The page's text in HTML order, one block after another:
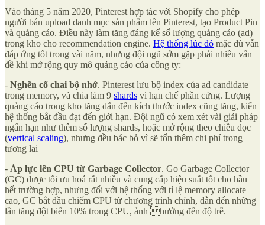
Vào tháng 5 năm 2020, Pinterest hợp tác với Shopify cho phép
người bán upload danh mục sản phẩm lên Pinterest, tạo Product Pin
và quảng cáo. Điều này làm tăng đáng kể số lượng quảng cáo (ad)
trong kho cho recommendation engine. Hệ thống lúc đó mặc dù vẫn
đáp ứng tốt trong vài năm, nhưng đội ngũ sớm gặp phải nhiều vấn
đề khi mở rộng quy mô quảng cáo của công ty:
- Nghẽn cổ chai bộ nhớ. Pinterest lưu bộ index của ad candidate
trong memory, và chia làm 9 shards vì hạn chế phần cứng. Lượng
quảng cáo trong kho tăng dẫn đến kích thước index cũng tăng, kiến
hệ thống bắt đầu đạt đến giới hạn. Đội ngũ có xem xét vài giải pháp
ngắn hạn như thêm số lượng shards, hoặc mở rộng theo chiều dọc
(vertical scaling), nhưng đều bác bỏ vì sẽ tốn thêm chi phí trong
tương lai
- Áp lực lên CPU từ Garbage Collector. Go Garbage Collector
(GC) được tối ưu hoá rất nhiều và cung cấp hiệu suất tốt cho hầu
hết trường hợp, nhưng đối với hệ thống với tỉ lệ memory allocate
cao, GC bắt đầu chiếm CPU từ chương trình chính, dẫn đến những
lần tăng đột biến 10% trong CPU, ảnh hưởng đến độ trễ.